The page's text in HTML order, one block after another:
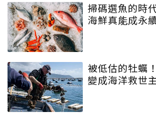
掃碼選魚的時
海鮮真能成永
被低估的牡蠣
變成海洋救世主